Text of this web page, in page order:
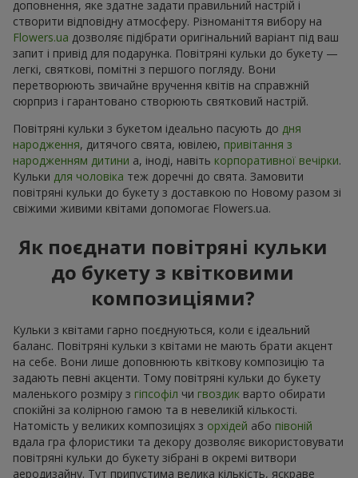
доповнення, яке здатне задати правильний настрій і
створити відповідну атмосферу. Різноманіття вибору на
Flowers.ua дозволяє підібрати оригінальний варіант під ваш
запит і привід для подарунка. Повітряні кульки до букету —
легкі, святкові, помітні з першого погляду. Вони
перетворюють звичайне вручення квітів на справжній
сюрприз і гарантовано створюють святковий настрій.
Повітряні кульки з букетом ідеально пасують до дня
народження, дитячого свята, ювілею, привітання з
народженням дитини а, іноді, навіть корпоративної вечірки.
Кульки для чоловіка теж доречні до свята. Замовити
повітряні кульки до букету з доставкою по Новому разом зі
свіжими живими квітами допомогає Flowers.ua.
Як поєднати повітряні кульки
до букету з квітковими
композиціями?
Кульки з квітами гарно поєднуються, коли є ідеальний
баланс. Повітряні кульки з квітами не мають брати акцент
на себе. Вони лише доповнюють квіткову композицію та
задають певні акценти. Тому повітряні кульки до букету
маленького розміру з гіпсофіл чи гвоздик варто обирати
спокійні за колірною гамою та в невеликій кількості.
Натомість у великих композиціях з орхідей або півоній
вдала гра флористики та декору дозволяє використовувати
повітряні кульки до букету зібрані в окремі витвори
аеродизайну. Тут припустима велика кількість, яскраве